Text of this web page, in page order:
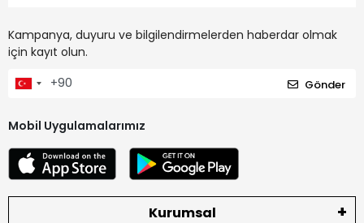
Kampanya, duyuru ve bilgilendirmelerden haberdar olmak
için kayıt olun.
Gönder
Mobil Uygulamalarımız
Kurumsal